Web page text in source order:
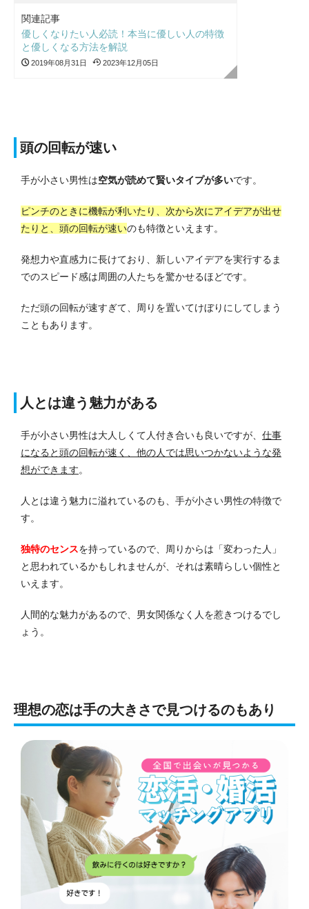
関連記事
優しくなりたい人必読！本当に優しい人の特徴
と優しくなる方法を解説
2019年08月31日 2023年12月05日
頭の回転が速い
手が小さい男性は空気が読めて賢いタイプが多いです。
ピンチのときに機転が利いたり、次から次にアイデアが出せ
たりと、頭の回転が速いのも特徴といえます。
発想力や直感力に長けており、新しいアイデアを実行するま
でのスピード感は周囲の人たちを驚かせるほどです。
ただ頭の回転が速すぎて、周りを置いてけぼりにしてしまう
こともあります。
人とは違う魅力がある
手が小さい男性は大人しくて人付き合いも良いですが、 仕事
になると頭の回転が速く、他の人では思いつかないような発
想ができます。
人とは違う魅力に溢れているのも、手が小さい男性の特徴で
す。
独特のセンスを持っているので、周りからは「変わった人」
と思われているかもしれませんが、それは素晴らしい個性と
いえます。
人間的な魅力があるので、男女関係なく人を惹きつけるでし
ょう。
理想の恋は手の大きさで見つけるのもあり